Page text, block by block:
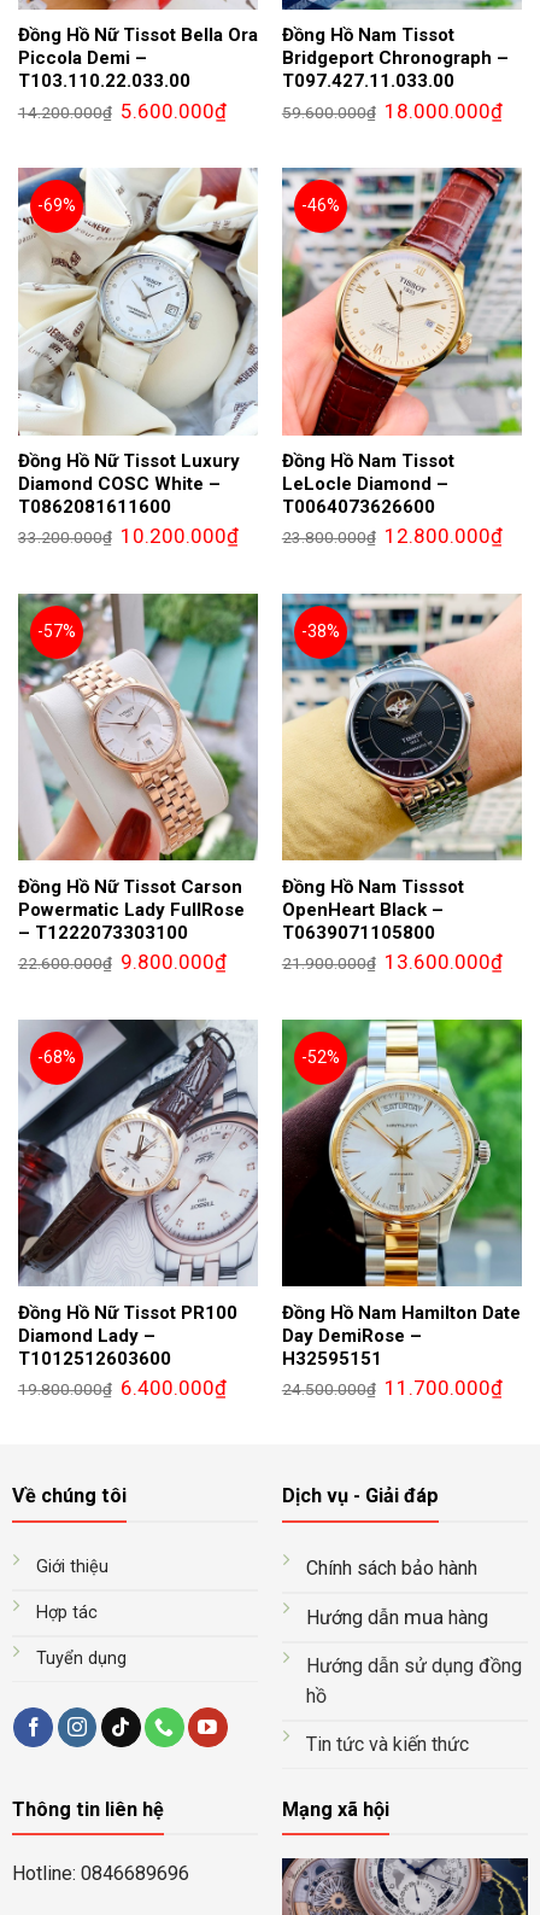
Đồng Hồ Nữ Tissot Bella Ora
Piccola Demi –
T103.110.22.033.00
14.200.000₫ Giá
gốc
5.600.000₫Giá
hiện
5.600.000₫.
Đồng Hồ Nam Tissot
Bridgeport Chronograph –
T097.427.11.033.00
59.600.000₫ Giá
gốc
18.000.000₫Giá
hiện
-69%
Đồng Hồ Nữ Tissot Luxury
Diamond COSC White –
T0862081611600
33.200.000₫ Giá
gốc
10.200.000₫Giá
hiện
10.200.000₫.
-46%
Đồng Hồ Nam Tissot
LeLocle Diamond –
T0064073626600
23.800.000₫ Giá
gốc
12.800.000₫Giá
hiện
-57%
Đồng Hồ Nữ Tissot Carson
Powermatic Lady FullRose
– T1222073303100
22.600.000₫ Giá
gốc
9.800.000₫Giá
hiện
9.800.000₫.
-38%
Đồng Hồ Nam Tisssot
OpenHeart Black –
T0639071105800
21.900.000₫ Giá
gốc
13.600.000₫Giá
hiện
-68%
Đồng Hồ Nữ Tissot PR100
Diamond Lady –
T1012512603600
19.800.000₫ Giá
gốc
6.400.000₫Giá
hiện
-52%
Đồng Hồ Nam Hamilton Date
Day DemiRose –
H32595151
24.500.000₫ Giá
gốc
11.700.000₫Giá
hiện
Về chúng tôi
Giới thiệu
Hợp tác
Tuyển dụng
Dịch vụ - Giải đáp
Chính sách bảo hành
Hướng dẫn muahàng
Hướng dẫn sử dụng đồng
hồ
Tin tức và kiến thức
Thông tin liên hệ
Hotline: 0846689696
Mạng xã hội